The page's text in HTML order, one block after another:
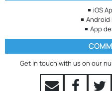
iOS
Android
App
Get in touch with us on our